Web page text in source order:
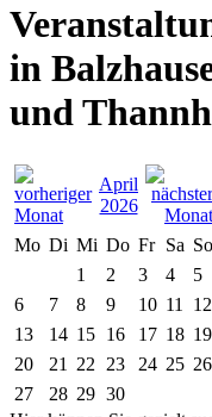
in
und
April
2026
Mo Di Mi Do Fr Sa So
1
2 3 4
5
6
7 8 9 10 11
12
13
14 15 16 17 18 19
20
21 22 23 24 25 26
27
28 29 30